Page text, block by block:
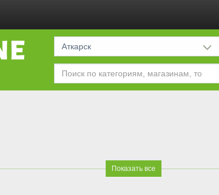
Аткарск
Показать все